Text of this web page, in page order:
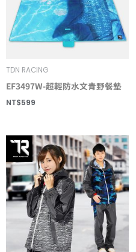
TDN RACING
EF3497W-超輕防水文青野餐墊
NT$599